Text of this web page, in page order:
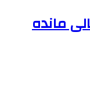
مانده